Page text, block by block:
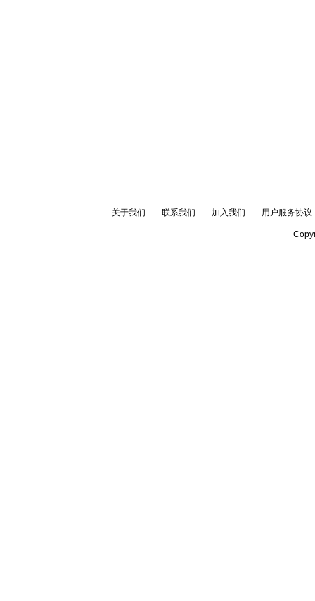
关于我们 联系我们 加入我们 用户服务协议